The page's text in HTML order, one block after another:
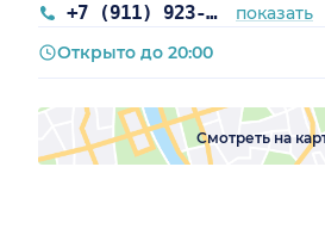
+7 (911) 923-55-59
показать
Открыто до 20:00
Смотреть на